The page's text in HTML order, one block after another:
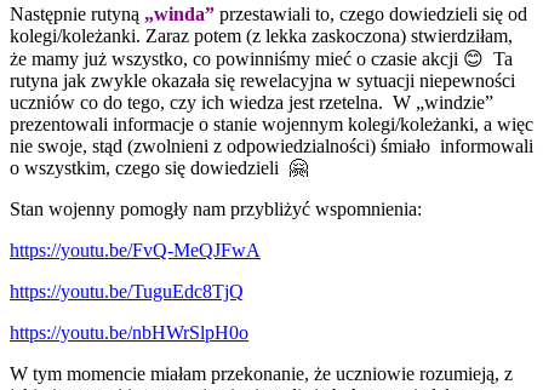
Następnie rutyną „winda” przestawiali to, czego dowiedzieli się od
kolegi/koleżanki. Zaraz potem (z lekka zaskoczona) stwierdziłam,
że mamy już wszystko, co powinniśmy mieć o czasie akcji 😊 Ta
rutyna jak zwykle okazała się rewelacyjna w sytuacji niepewności
uczniów co do tego, czy ich wiedza jest rzetelna. W „windzie”
prezentowali informacje o stanie wojennym kolegi/koleżanki, a więc
nie swoje, stąd (zwolnieni z odpowiedzialności) śmiało informowali
o wszystkim, czego się dowiedzieli 🤗
Stan wojenny pomogły nam przybliżyć wspomnienia:
https://youtu.be/FvQ-MeQJFwA
https://youtu.be/TuguEdc8TjQ
https://youtu.be/nbHWrSlpH0o
W tym momencie miałam przekonanie, że uczniowie rozumieją, z